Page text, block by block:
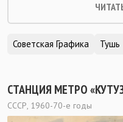
Советская Графика Тушь
СТАНЦИЯ МЕТРО
СССР, 1960-70-е годы